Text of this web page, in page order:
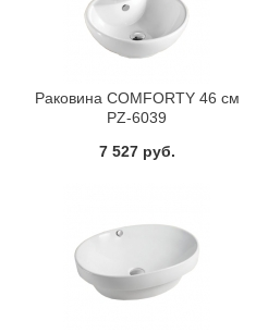
Раковина COMFORTY 46 см
PZ-6039
7 527 руб.